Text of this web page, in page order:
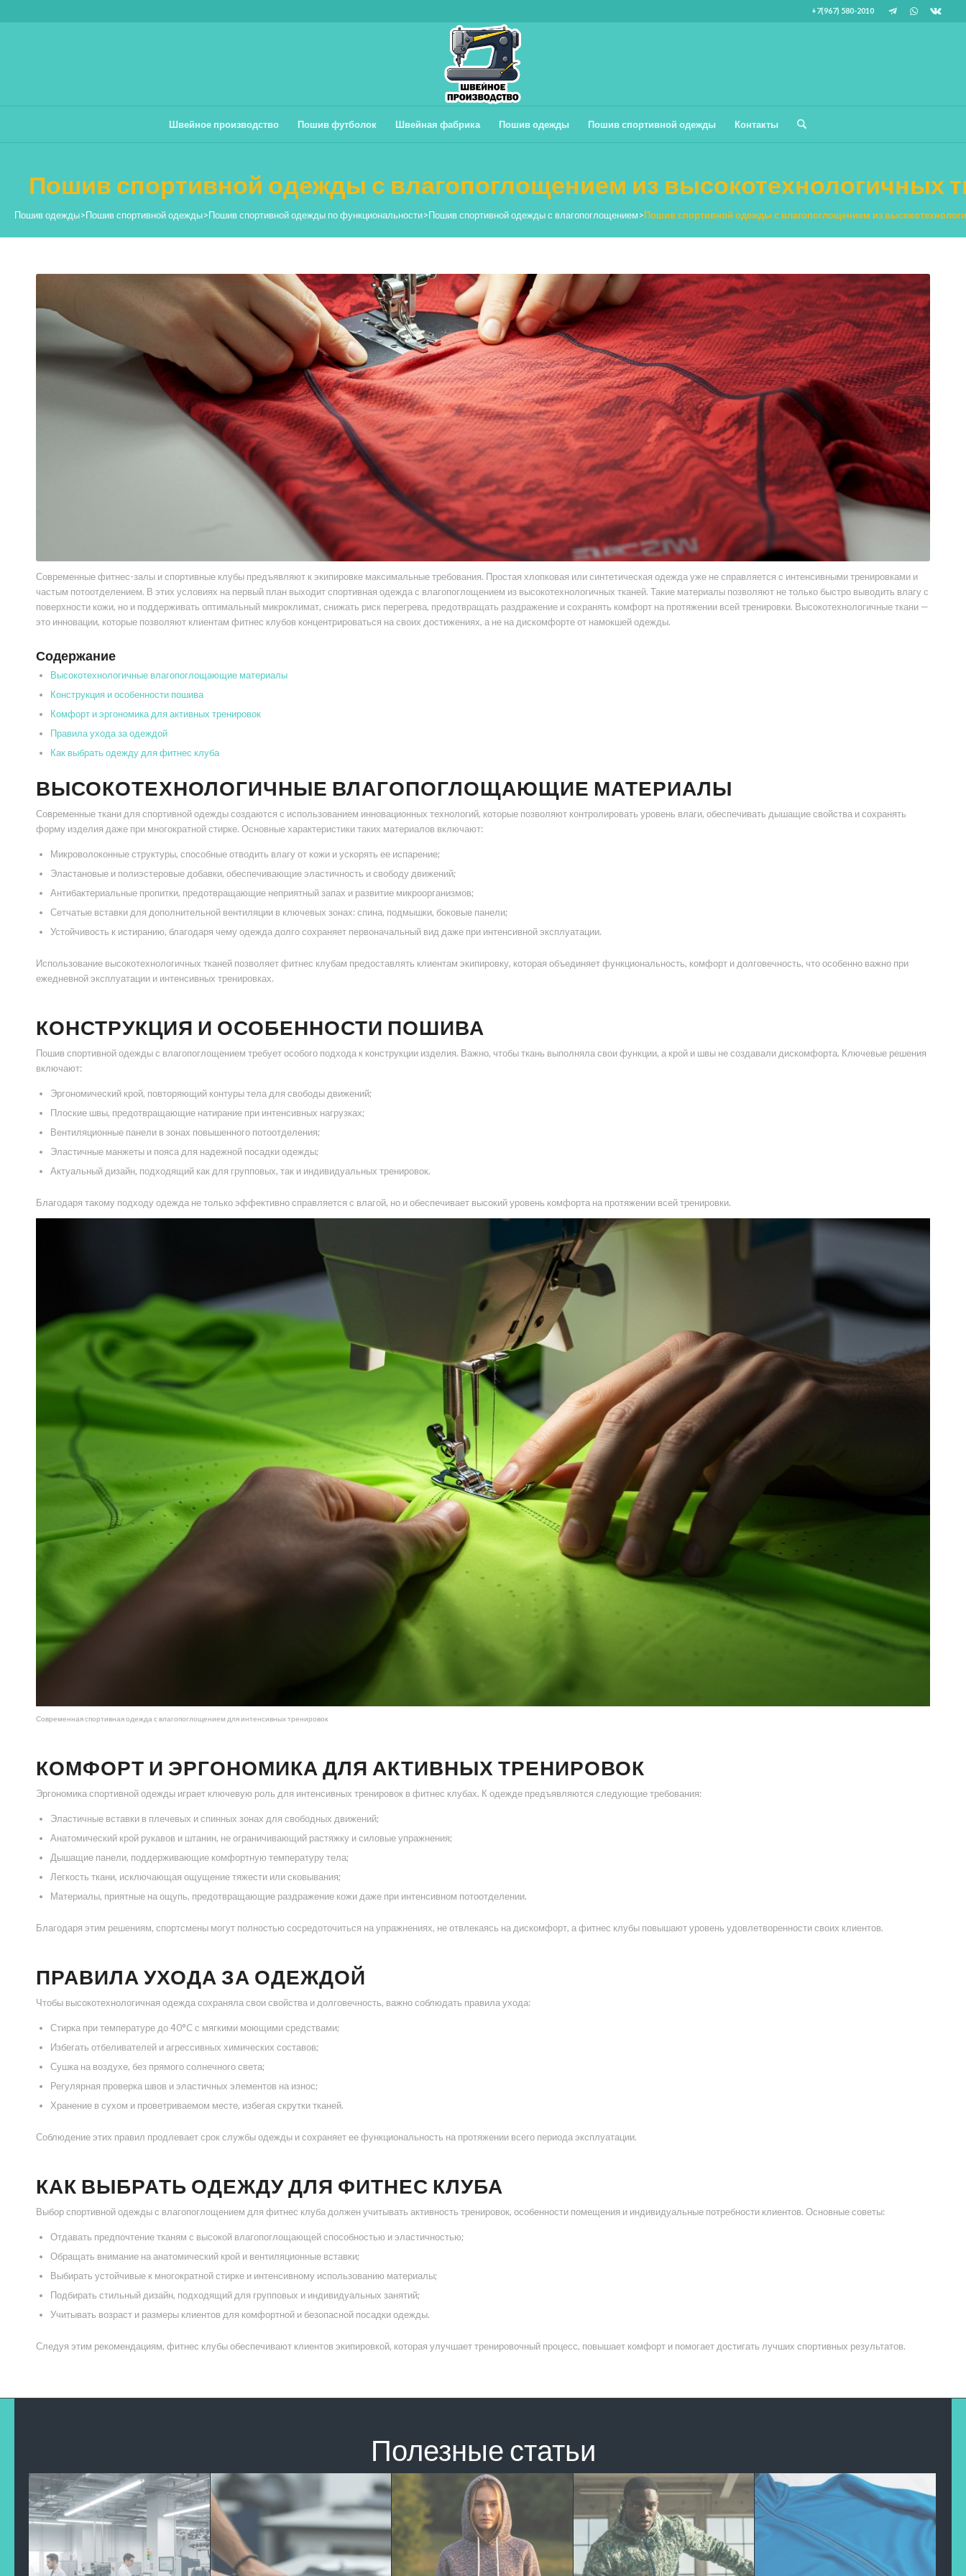
+7(967) 580-2010
Швейное производство Пошив футболок Швейная фабрика Пошив одежды Пошив спортивной одежды Контакты
Пошив спортивной одежды с влагопоглощением из высокотехнологичных
Пошив одежды>Пошив спортивной одежды>Пошив спортивной одежды по функциональности>Пошив спортивной одежды с влагопоглощением>Пошив спортивной одежды с влагопоглощением из
Современные фитнес-залы и спортивные клубы предъявляют к экипировке максимальные требования. Простая хлопковая или синтетическая одежда уже не справляется с интенсивными тренировками и
частым потоотделением. В этих условиях на первый план выходит спортивная одежда с влагопоглощением из высокотехнологичных тканей. Такие материалы позволяют не только быстро выводить влагу с
поверхности кожи, но и поддерживать оптимальный микроклимат, снижать риск перегрева, предотвращать раздражение и сохранять комфорт на протяжении всей тренировки. Высокотехнологичные ткани —
это инновации, которые позволяют клиентам фитнес клубов концентрироваться на своих достижениях, а не на дискомфорте от намокшей одежды.
Содержание
Высокотехнологичные влагопоглощающие материалы
Конструкция и особенности пошива
Комфорт и эргономика для активных тренировок
Правила ухода за одеждой
Как выбрать одежду для фитнес клуба
ВЫСОКОТЕХНОЛОГИЧНЫЕ ВЛАГОПОГЛОЩАЮЩИЕ МАТЕРИАЛЫ
Современные ткани для спортивной одежды создаются с использованием инновационных технологий, которые позволяют контролировать уровень влаги, обеспечивать дышащие свойства и сохранять
форму изделия даже при многократной стирке. Основные характеристики таких материалов включают:
Микроволоконные структуры, способные отводить влагу от кожи и ускорять ее испарение;
Эластановые и полиэстеровые добавки, обеспечивающие эластичность и свободу движений;
Антибактериальные пропитки, предотвращающие неприятный запах и развитие микроорганизмов;
Сетчатые вставки для дополнительной вентиляции в ключевых зонах: спина, подмышки, боковые панели;
Устойчивость к истиранию, благодаря чему одежда долго сохраняет первоначальный вид даже при интенсивной эксплуатации.
Использование высокотехнологичных тканей позволяет фитнес клубам предоставлять клиентам экипировку, которая объединяет функциональность, комфорт и долговечность, что особенно важно при
ежедневной эксплуатации и интенсивных тренировках.
КОНСТРУКЦИЯ И ОСОБЕННОСТИ ПОШИВА
Пошив спортивной одежды с влагопоглощением требует особого подхода к конструкции изделия. Важно, чтобы ткань выполняла свои функции, а крой и швы не создавали дискомфорта. Ключевые решения
включают:
Эргономический крой, повторяющий контуры тела для свободы движений;
Плоские швы, предотвращающие натирание при интенсивных нагрузках;
Вентиляционные панели в зонах повышенного потоотделения;
Эластичные манжеты и пояса для надежной посадки одежды;
Актуальный дизайн, подходящий как для групповых, так и индивидуальных тренировок.
Благодаря такому подходу одежда не только эффективно справляется с влагой, но и обеспечивает высокий уровень комфорта на протяжении всей тренировки.
Современная спортивная одежда с влагопоглощением для интенсивных тренировок
КОМФОРТ И ЭРГОНОМИКА ДЛЯ АКТИВНЫХ ТРЕНИРОВОК
Эргономика спортивной одежды играет ключевую роль для интенсивных тренировок в фитнес клубах. К одежде предъявляются следующие требования:
Эластичные вставки в плечевых и спинных зонах для свободных движений;
Анатомический крой рукавов и штанин, не ограничивающий растяжку и силовые упражнения;
Дышащие панели, поддерживающие комфортную температуру тела;
Легкость ткани, исключающая ощущение тяжести или сковывания;
Материалы, приятные на ощупь, предотвращающие раздражение кожи даже при интенсивном потоотделении.
Благодаря этим решениям, спортсмены могут полностью сосредоточиться на упражнениях, не отвлекаясь на дискомфорт, а фитнес клубы повышают уровень удовлетворенности своих клиентов.
ПРАВИЛА УХОДА ЗА ОДЕЖДОЙ
Чтобы высокотехнологичная одежда сохраняла свои свойства и долговечность, важно соблюдать правила ухода:
Стирка при температуре до 40°C с мягкими моющими средствами;
Избегать отбеливателей и агрессивных химических составов;
Сушка на воздухе, без прямого солнечного света;
Регулярная проверка швов и эластичных элементов на износ;
Хранение в сухом и проветриваемом месте, избегая скрутки тканей.
Соблюдение этих правил продлевает срок службы одежды и сохраняет ее функциональность на протяжении всего периода эксплуатации.
КАК ВЫБРАТЬ ОДЕЖДУ ДЛЯ ФИТНЕС КЛУБА
Выбор спортивной одежды с влагопоглощением для фитнес клуба должен учитывать активность тренировок, особенности помещения и индивидуальные потребности клиентов. Основные советы:
Отдавать предпочтение тканям с высокой влагопоглощающей способностью и эластичностью;
Обращать внимание на анатомический крой и вентиляционные вставки;
Выбирать устойчивые к многократной стирке и интенсивному использованию материалы;
Подбирать стильный дизайн, подходящий для групповых и индивидуальных занятий;
Учитывать возраст и размеры клиентов для комфортной и безопасной посадки одежды.
Следуя этим рекомендациям, фитнес клубы обеспечивают клиентов экипировкой, которая улучшает тренировочный процесс, повышает комфорт и помогает достигать лучших спортивных результатов.
Полезные статьи